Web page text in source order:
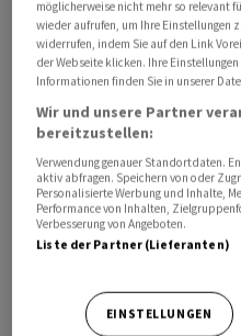
dem Verwaltungsrat
möglicherweise nicht mehr so relevant
wieder aufrufen, um Ihre Einstellungen
widerrufen, indem Sie auf den Link
der Webseite klicken. Ihre
Informationen finden Sie in unserer
Wir und unsere Partner
bereitzustellen:
Verwendung genauer Standortdaten.
aktiv abfragen. Speichern von oder
Personalisierte Werbung und Inhalte,
Performance von Inhalten,
Verbesserung von Angeboten.
Liste der Partner (Lieferanten)
EINSTELLUNGEN